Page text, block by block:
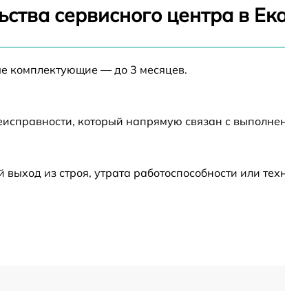
от 60 мин
сервисного центра в
комплектующие — до 3 месяцев.
который напрямую связан с
из строя, утрата работоспособности или